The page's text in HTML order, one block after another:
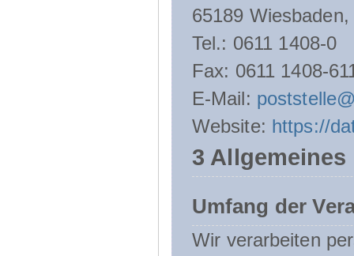
65189
Tel.: 0611 1408-0
Fax: 0611 1408-
E-Mail:
Website: https://
3
Umfang der
Wir verarbeiten